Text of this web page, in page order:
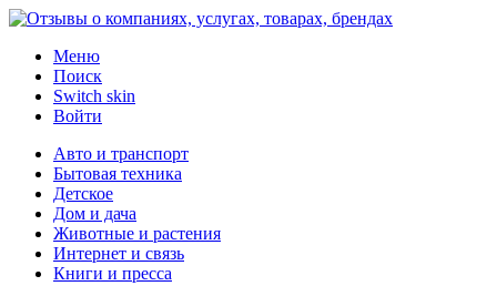
Меню
Поиск
Switch skin
Войти
Авто и транспорт
Бытовая техника
Детское
Дом и дача
Животные и растения
Интернет и связь
Книги и пресса